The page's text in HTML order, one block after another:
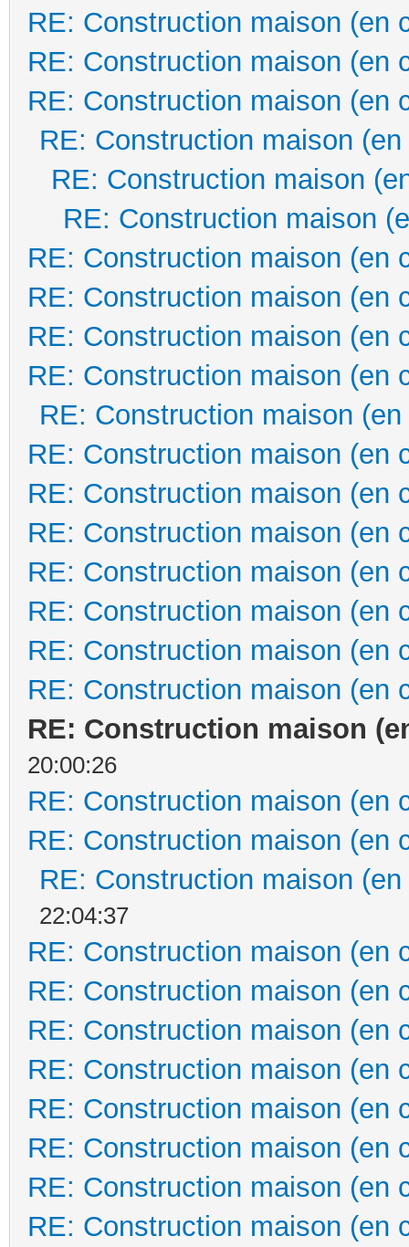
RE: Construction maison (en
RE: Construction maison (en
RE: Construction maison (en
RE: Construction maison
RE: Construction maison
RE: Construction maison
RE: Construction maison (en
RE: Construction maison (en
RE: Construction maison (en
RE: Construction maison (en
RE: Construction maison
RE: Construction maison (en
RE: Construction maison (en
RE: Construction maison (en
RE: Construction maison (en
RE: Construction maison (en
RE: Construction maison (en
RE: Construction maison (en
RE: Construction maison
20:00:26
RE: Construction maison (en
RE: Construction maison (en
RE: Construction maison
22:04:37
RE: Construction maison (en
RE: Construction maison (en
RE: Construction maison (en
RE: Construction maison (en
RE: Construction maison (en
RE: Construction maison (en
RE: Construction maison (en
RE: Construction maison (en